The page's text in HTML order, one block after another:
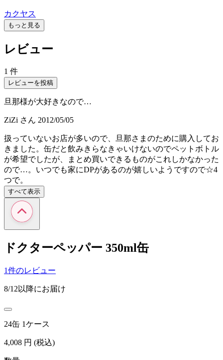
カクヤス
もっと見る
レビュー
1 件
レビューを投稿
旦那様が大好きなので…
ZiZi さん 2012/05/05
扱っていないお店が多いので、旦那さまのために購入してお
きました。缶だと飲みきらなきゃいけないのでペットボトル
が希望でしたが、まとめ買いできるものがこれしかなかった
ので…。いつでも家にDPがあるのが嬉しいようですので☆4
つで。
すべて表示
ドクターペッパー 350ml缶
1件のレビュー
8/12以降にお届け
24缶 1ケース
4,008 円 (税込)